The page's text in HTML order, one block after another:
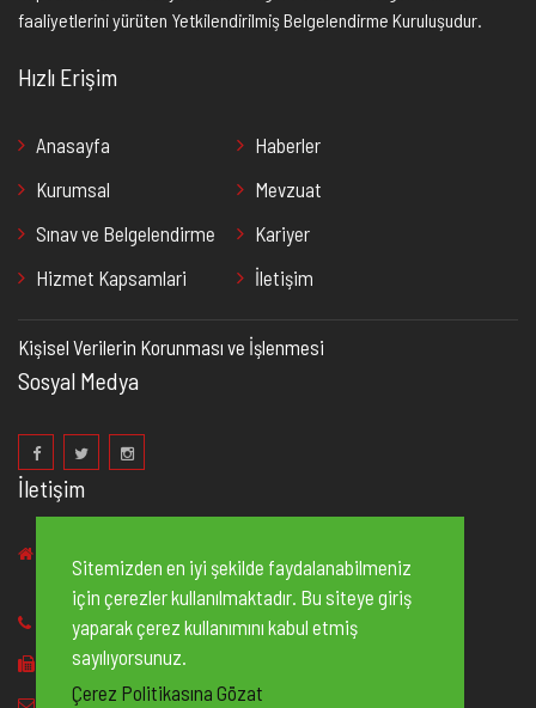
faaliyetlerini yürüten Yetkilendirilmiş Belgelendirme Kuruluşudur.
Hızlı Erişim
Anasayfa
Kurumsal
Sınav ve Belgelendirme
Hizmet Kapsamlari
Haberler
Mevzuat
Kariyer
İletişim
Kişisel Verilerin Korunması ve İşlenmesi
Sosyal Medya
İletişim
2. Organize Sanayi Bölgesi 83235 No’lu Cadde, No:2
Şehitkamil/Gaziantep
+90 342502 10 20
+90 342 502 14 70
Sitemizden en iyi şekilde faydalanabilmeniz
için çerezler kullanılmaktadır. Bu siteye giriş
yaparak çerez kullanımını kabul etmiş
sayılıyorsunuz.
Çerez Politikasına Gözat